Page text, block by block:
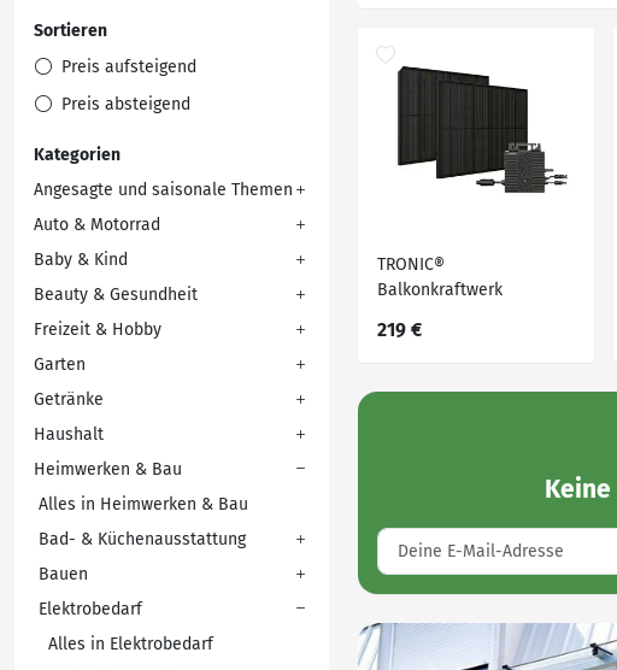
Sortieren
Preis aufsteigend
Preis absteigend
Kategorien
Angesagte und saisonale Themen
Auto & Motorrad
Baby & Kind
Beauty & Gesundheit
Freizeit & Hobby
Garten
Getränke
Haushalt
Heimwerken & Bau
Alles in Heimwerken & Bau
Bad- & Küchenausstattung
Bauen
Elektrobedarf
Alles in Elektrobedarf
TRONIC®
Balkonkraftwerk
370 Wp / 400 W Full
219 €
Keine